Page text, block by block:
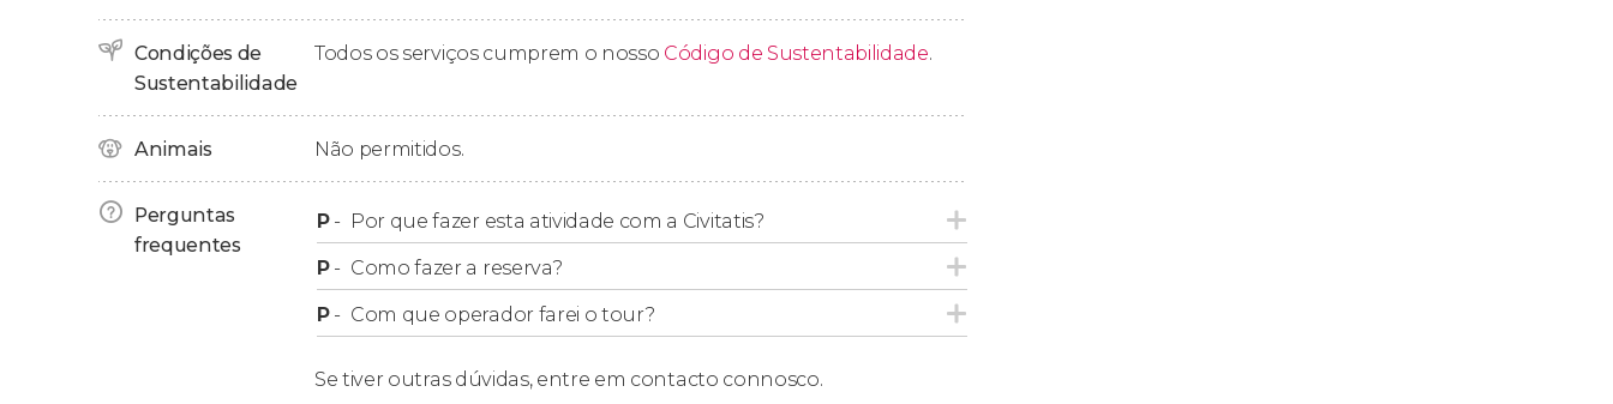
Exato! ACatedral de Milãonos espera com uma iluminação impressionante para nos
oferecer uma das melhores vistas do percurso. Ficaremos maravilhados com seus
detalhes arquitetônicos e bem de perto veremos o
Vittorio Emanuele II.
Condições de
Sustentabilidade
Todos os serviços cumprem o nosso Código de Sustentabilidade.
Animais Não permitidos.
Perguntas
frequentes
P- Por que fazer esta atividade com a Civitatis?
P- Como fazer a reserva?
P- Com que operador farei o tour?
Se tiver outras dúvidas, entre em contacto connosco.